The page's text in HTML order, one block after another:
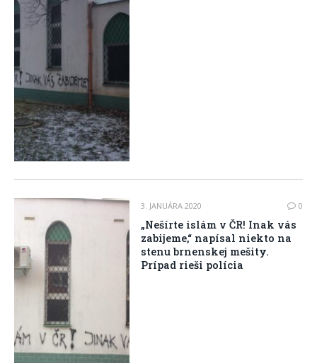
3. JANUÁRA 2020 0
„Nešírte islám v ČR! Inak vás
zabijeme,“ napísal niekto na
stenu brnenskej mešity.
Prípad rieši polícia